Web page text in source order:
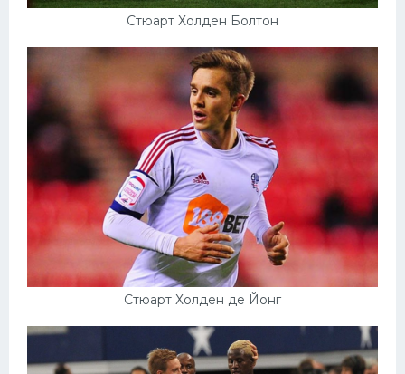
Стюарт Холден Болтон
Стюарт Холден де Йонг